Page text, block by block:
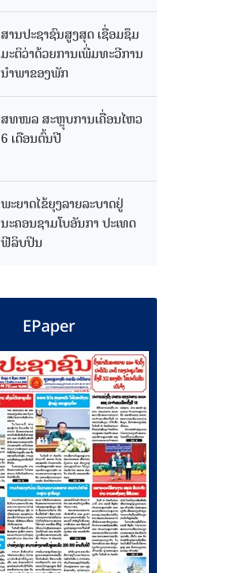
ສານປະຊາຊົນສູງສຸດ ເຊື່ອມຊຶມ
ມະຕິວ່າດ້ວຍການເພີ່ມທະວີການ
ນຳພາຂອງພັກ
ສທໜລ ສະຫຼຸບການເຄື່ອນໄຫວ
6 ເດືອນຕົ້ນປີ
ພະຍາດໄຂ້ຍຸງລາຍລະບາດຢູ່
ນະຄອນຊາມໂບ​ອັນກາ ປະເທດ
ຟີລິບປິນ
EPaper